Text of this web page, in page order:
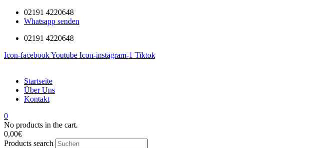
02191 4220648
Whatsapp senden
02191 4220648
Icon-facebookYoutube Icon-instagram-1 Tiktok
Startseite
Über Uns
Kontakt
0
No products in the cart.
0,00€
Products search